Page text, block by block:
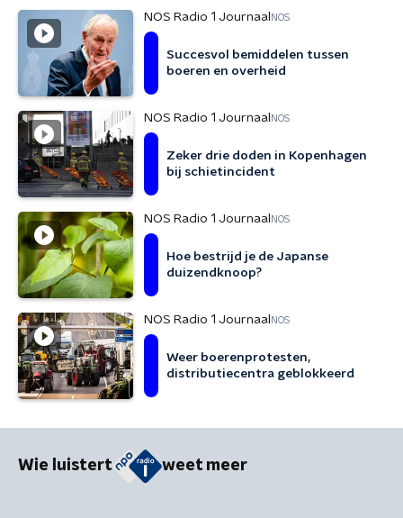
NOS Radio 1 Journaal NOS
Succesvol bemiddelen tussen
boeren en overheid
NOS Radio 1 Journaal NOS
Zeker drie doden in Kopenhagen
bij schietincident
NOS Radio 1 Journaal NOS
Hoe bestrijd je de Japanse
duizendknoop?
NOS Radio 1 Journaal NOS
Weer boerenprotesten,
distributiecentra geblokkeerd
Wie luistert weet meer